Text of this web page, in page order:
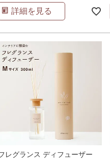
詳細を見る
レグランス ディフューザー